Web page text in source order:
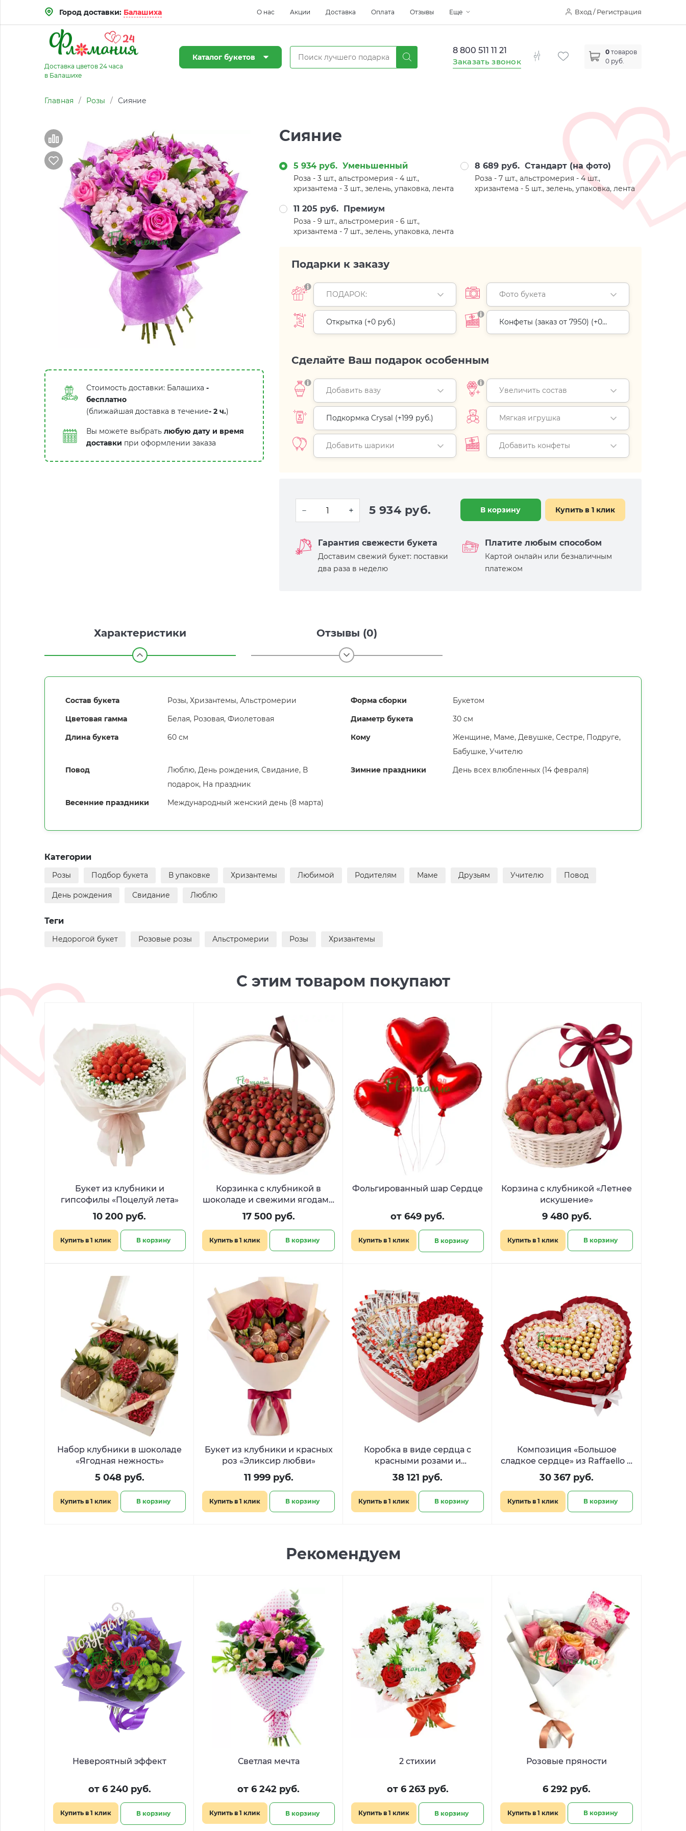
Вход / Регистрация
Город доставки: Балашиха О нас Акции Доставка Оплата Отзывы Еще
0 товаров
0 руб.
8 800 511 11 21
Заказать звонок
Доставка цветов 24 часа
в Балашихе
Каталог букетов
Главная / Розы / Сияние
Стоимость доставки: Балашиха -
бесплатно
(ближайшая доставка в течение- 2 ч.)
Вы можете выбрать любую дату и время
доставки при оформлении заказа
Сияние
5 934 руб. Уменьшенный
Роза - 3 шт., альстромерия - 4 шт.,
хризантема - 3 шт., зелень, упаковка, лента
8 689 руб. Стандарт (на фото)
Роза - 7 шт., альстромерия - 4 шт.,
хризантема - 5 шт., зелень, упаковка, лента
11 205 руб. Премиум
Роза - 9 шт., альстромерия - 6 шт.,
хризантема - 7 шт., зелень, упаковка, лента
Подарки к заказу
ПОДАРОК: Фото букета
Открытка (+0 руб.) Конфеты (заказ от 7950) (+0
руб.)
Сделайте Ваш подарок особенным
Добавить вазу Увеличить состав
Подкормка Crysal (+199 руб.) Мягкая игрушка
Добавить шарики Добавить конфеты
5 934 руб. В корзину Купить в 1 клик
Гарантия свежести букета
Доставим свежий букет: поставки
два раза в неделю
Платите любым способом
Картой онлайн или безналичным
платежом
Характеристики Отзывы (0)
Состав букета Розы, Хризантемы, Альстромерии Форма сборки
Букетом
Цветовая гамма
Белая, Розовая, Фиолетовая Диаметр букета
30 см
Длина букета
60 см Кому
Женщине, Маме, Девушке, Сестре, Подруге,
Бабушке, Учителю
Повод
Люблю, День рождения, Свидание, В
подарок, На праздник
Зимние праздники День всех влюбленных (14 февраля)
Весенние праздники Международный женский день (8 марта)
Категории
Розы Подбор букета В упаковке Хризантемы Любимой Родителям Маме Друзьям Учителю Повод
День рождения Свидание Люблю
Теги
Недорогой букет Розовые розы Альстромерии Розы Хризантемы
С этим товаром покупают
Букет из клубники и
гипсофилы «Поцелуй лета»
10 200 руб.
Купить в 1 клик В корзину
Корзинка с клубникой в
шоколаде и свежими ягодами
«Шоколадная вуаль»
17 500 руб.
Купить в 1 клик В корзину
Фольгированный шар Сердце
от 649 руб.
Купить в 1 клик В корзину
Корзина с клубникой «Летнее
искушение»
9 480 руб.
Купить в 1 клик В корзину
Набор клубники в шоколаде
«Ягодная нежность»
5 048 руб.
Купить в 1 клик В корзину
Букет из клубники и красных
роз «Эликсир любви»
11 999 руб.
Купить в 1 клик В корзину
Коробка в виде сердца с
красными розами и
сладостями «Дыхание любви»
38 121 руб.
Купить в 1 клик В корзину
Композиция «Большое
сладкое сердце» из Raffaello и
Ferrero
30 367 руб.
Купить в 1 клик В корзину
Рекомендуем
Невероятный эффект
от 6 240 руб.
Купить в 1 клик В корзину
Светлая мечта
от 6 242 руб.
Купить в 1 клик В корзину
2 стихии
от 6 263 руб.
Купить в 1 клик В корзину
Розовые пряности
6 292 руб.
Купить в 1 клик В корзину